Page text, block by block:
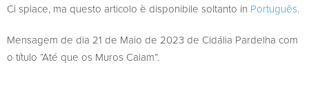
Ci spiace, ma questo articolo è disponibile soltanto in Português.
Mensagem de dia 21 de Maio de 2023 de Cidália Pardelha com
o título “Até que os Muros Caiam”.